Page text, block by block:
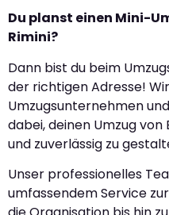
Du planst einen Mini-
Rimini?
Dann bist du beim
der richtigen Adresse!
Umzugsunternehmen
dabei, deinen Umzug
und zuverlässig zu
Unser professionelles
umfassendem Service